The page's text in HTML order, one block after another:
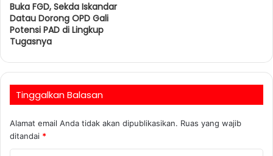
Buka FGD, Sekda Iskandar
Datau Dorong OPD Gali
Potensi PAD di Lingkup
Tugasnya
Tinggalkan Balasan
Alamat email Anda tidak akan dipublikasikan. Ruas yang wajib
ditandai *